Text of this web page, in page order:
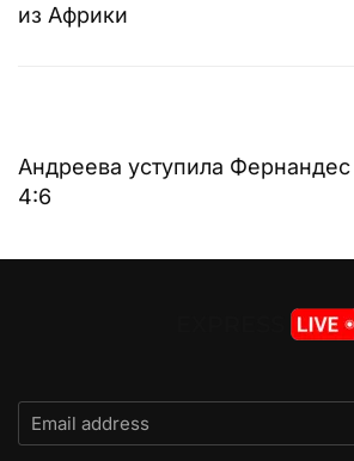
из Африки
Андреева уступила Фернандес
4:6